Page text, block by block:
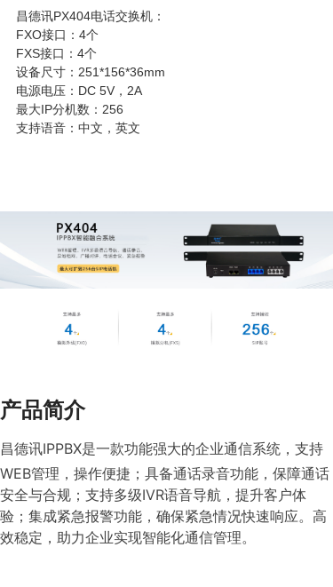
昌德讯PX404电话交换机：
FXO接口：4个
FXS接口：4个
设备尺寸：251*156*36mm
电源电压：DC 5V，2A
最大IP分机数：256
支持语音：中文，英文
产品简介
昌德讯IPPBX是一款功能强大的企业通信系统，支持
WEB管理，操作便捷；具备通话录音功能，保障通话
安全与合规；支持多级IVR语音导航，提升客户体
验；集成紧急报警功能，确保紧急情况快速响应。高
效稳定，助力企业实现智能化通信管理。